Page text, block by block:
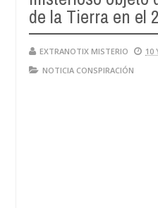
de la Tierra en el
EXTRANOTIX MISTERIO
10
NOTICIA CONSPIRACIÓN